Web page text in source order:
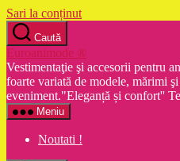
Sari la conținut
Caută
Euroanimode ®
Vestimentaţie şi accesorii pentru
foarte variată de modele, mărimi
eveniment."Eleganță și confort''
Meniu
Noutati !